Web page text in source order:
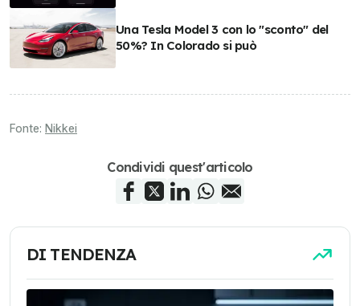
Una Tesla Model 3 con lo "sconto" del
50%? In Colorado si può
Fonte: Nikkei
Condividi quest'articolo
DI TENDENZA